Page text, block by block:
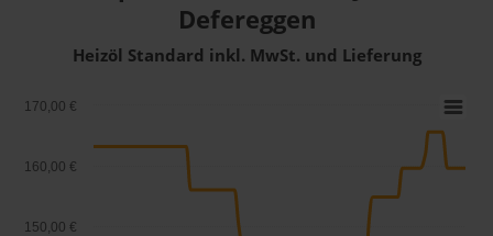
Defereggen
Heizöl Standard inkl. MwSt. und Lieferung
150,00 €
160,00 €
170,00 €